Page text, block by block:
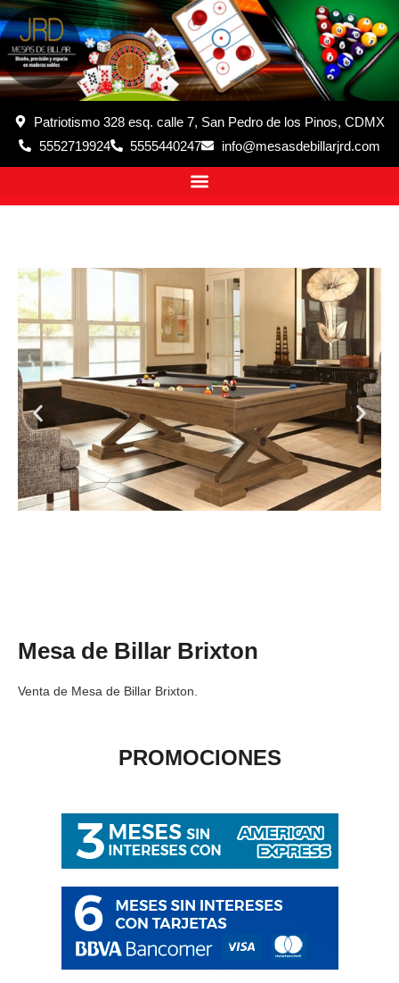
Patriotismo 328 esq. calle 7, San Pedro de los Pinos, CDMX
5552719924
5555440247 info@mesasdebillarjrd.com
Mesa de Billar Brixton
Venta de Mesa de Billar Brixton.
PROMOCIONES